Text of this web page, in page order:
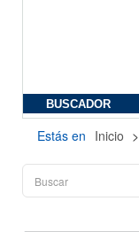
BUSCADOR
Estás en Inicio >